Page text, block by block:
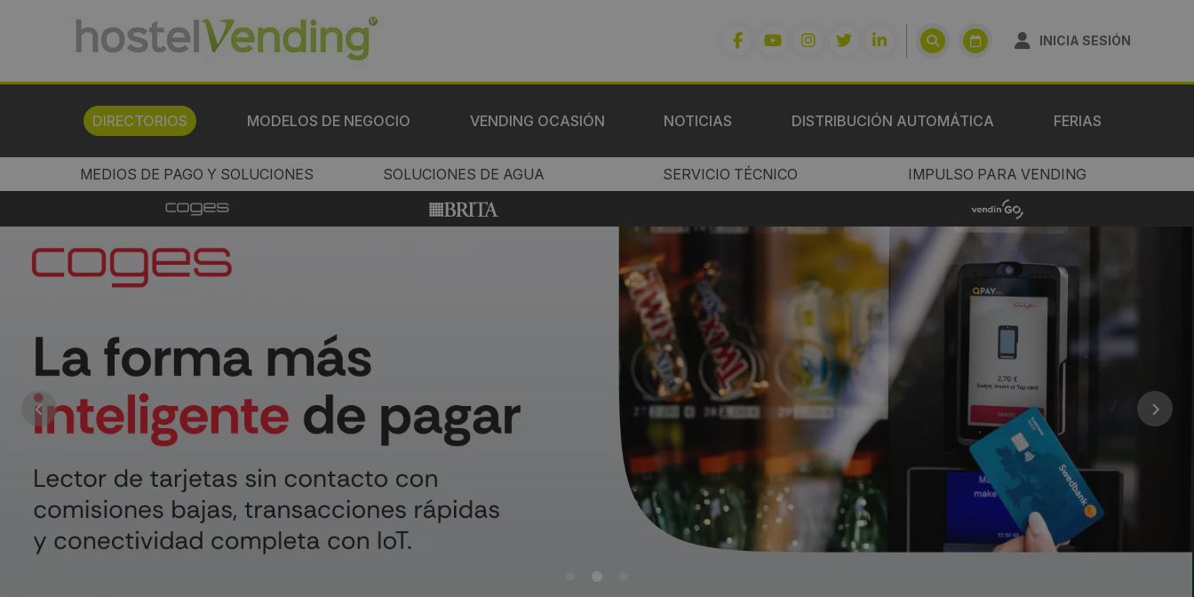
INICIA SESIÓN
DIRECTORIOS MODELOS DE NEGOCIO VENDING OCASIÓN NOTICIAS DISTRIBUCIÓN AUTOMÁTICA FERIAS
MEDIOS DE PAGO Y SOLUCIONES SOLUCIONES DE AGUA SERVICIO TÉCNICO IMPULSO PARA VENDING